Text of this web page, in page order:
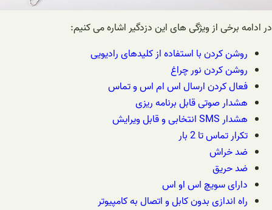
در ادامه برخی از ویژگی های این دزدگیر اشاره می کنیم:
روشن کردن با استفاده از کلیدهای رادیویی
روشن کردن نور چراغ
فعال کردن ارسال اس ام اس و تماس
هشدار صوتی قابل برنامه ریزی
هشدار SMS انتخابی و قابل ویرایش
تکرار تماس تا 2 بار
ضد خراش
ضد حریق
دارای سویچ اس او اس
راه اندازی بدون کابل و اتصال به کامپیوتر